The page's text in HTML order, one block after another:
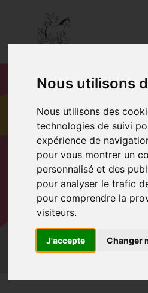
Nous utilisons
Nous utilisons des
technologies de suivi
expérience de
pour vous montrer un
personnalisé et des
pour analyser le trafic
pour comprendre la
visiteurs.
J'accepte Changer
ANIMAL
Accueil Parrainer un